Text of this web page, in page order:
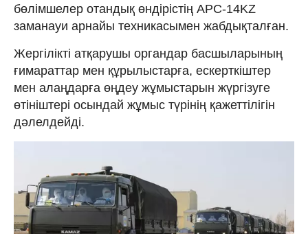
бөлімшелер отандық өндірістің АРС-14KZ
заманауи арнайы техникасымен жабдықталған.
Жергілікті атқарушы органдар басшыларының
ғимараттар мен құрылыстарға, ескерткіштер
мен алаңдарға өңдеу жұмыстарын жүргізуге
өтініштері осындай жұмыс түрінің қажеттілігін
дәлелдейді.